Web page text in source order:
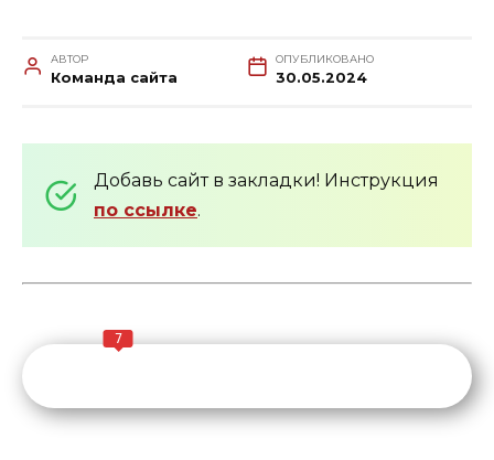
АВТОР
Команда сайта
ОПУБЛИКОВАНО
30.05.2024
Добавь сайт в закладки! Инструкция
по ссылке.
7